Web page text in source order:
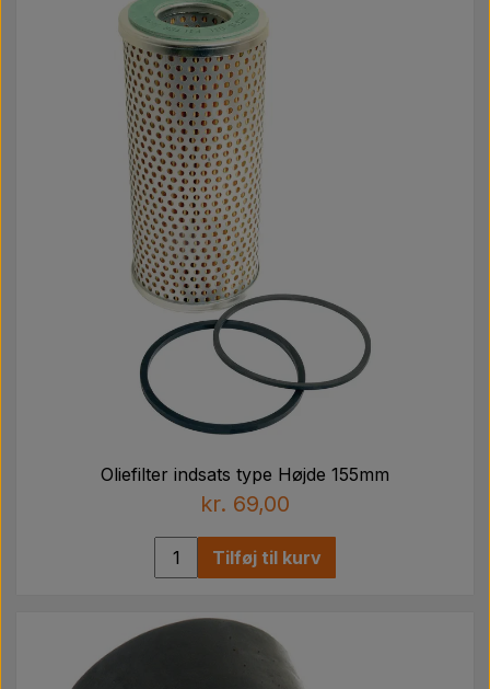
Oliefilter indsats type Højde 155mm
kr. 69,00
Tilføj til kurv